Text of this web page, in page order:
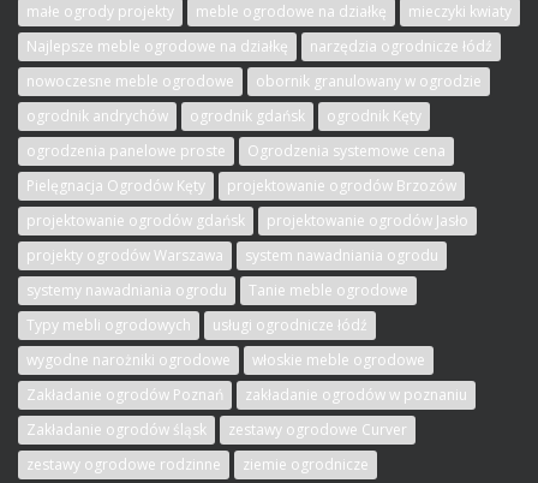
małe ogrody projekty
meble ogrodowe na działkę
mieczyki kwiaty
Najlepsze meble ogrodowe na działkę
narzędzia ogrodnicze łódź
nowoczesne meble ogrodowe
obornik granulowany w ogrodzie
ogrodnik andrychów
ogrodnik gdańsk
ogrodnik Kęty
ogrodzenia panelowe proste
Ogrodzenia systemowe cena
Pielęgnacja Ogrodów Kęty
projektowanie ogrodów Brzozów
projektowanie ogrodów gdańsk
projektowanie ogrodów Jasło
projekty ogrodów Warszawa
system nawadniania ogrodu
systemy nawadniania ogrodu
Tanie meble ogrodowe
Typy mebli ogrodowych
usługi ogrodnicze łódź
wygodne narożniki ogrodowe
włoskie meble ogrodowe
Zakładanie ogrodów Poznań
zakładanie ogrodów w poznaniu
Zakładanie ogrodów śląsk
zestawy ogrodowe Curver
zestawy ogrodowe rodzinne
ziemie ogrodnicze